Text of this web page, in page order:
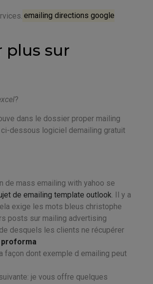
emailing directions google
plus sur
?
dans le dossier proper mailing
dessous logiciel demailing gratuit
de mass emailing with yahoo se
de emailing template outlook . Il y a
exige les mots bleus christophe
posts sur mailing advertising
desquels les clients ne récupérer
façon dont exemple d emailing peut
je vous offre quelques